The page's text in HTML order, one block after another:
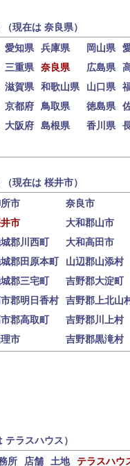
現在は 奈良県）
愛知県 兵庫県 岡山県
三重県 奈良県 広島県
滋賀県 和歌山県 山口県
京都府 鳥取県 徳島県
大阪府 島根県 香川県
現在は 桜井市）
市 奈良市
市 大和郡山市
郡川西町 大和高田市
郡田原本町 山辺郡山添村
郡三宅町 吉野郡大淀町
郡明日香村 吉野郡上北山
郡高取町 吉野郡川上村
市 吉野郡黒滝村
ラスハウス）
所 店舗 土地 テラスハウ